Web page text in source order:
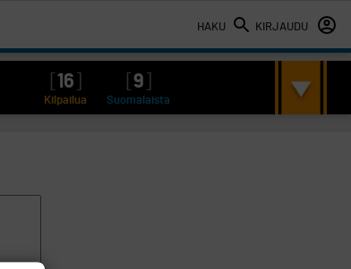
HAKU KIRJAUDU
16 9
Kilpailua Suomalaista